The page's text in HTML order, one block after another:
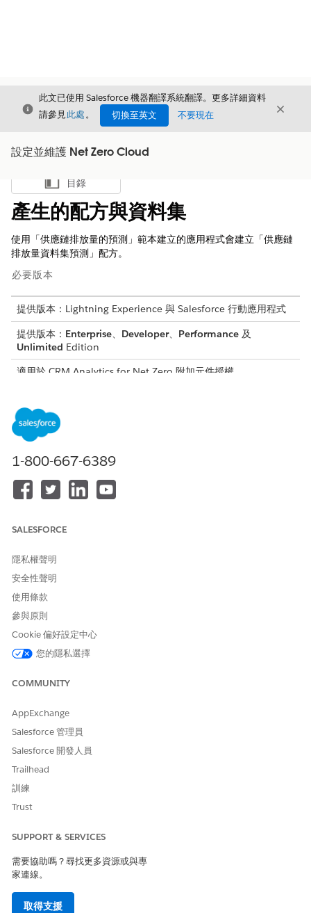
結束
此文已使用 Salesforce 機器翻譯系統翻譯。更多詳細資料
請參見此處。 切換至英文 不要現在 結束
設定並維護 Net Zero Cloud
顯示目錄
目錄
產生的配方與資料集
使用「供應鏈排放量的預測」範本建立的應用程式會建立「供應鏈
排放量資料集預測」配方。
必要版本
提供版本：Lightning Experience 與 Salesforce 行動應用程式
提供版本： Enterprise、 Developer、 Performance 及
Unlimited Edition
適用於 CRM Analytics for Net Zero 附加元件授權
放係數集項目，彙總範疇 3 排放量。接著，此配方會依 USEEIO 種
類和對應的公司成長係數來分隔排放量，並根據公司成長係數來計
算公司成長率。然後，將範疇 3 總排放量乘以成長率，以取得碳排
放量預測。最後，將排放量預測儲存在「預測的供應鏈排放量」資
料集中。
您可以在下列情況中修改配方。
現有實體的自訂欄位已變更。
資料未正確載入。
由於資料值不正確因此應用程式已停止運作。
另請參照：
管理 recipe
執行資料同步與配方建立和重新整理資料集
Einstein Discovery 容量和需求
1-800-667-6389
SALESFORCE
隱私權聲明
安全性聲明
使用條款
參與原則
Cookie 偏好設定中心
您的隱私選擇
COMMUNITY
AppExchange
Salesforce 管理員
Salesforce 開發人員
Trailhead
訓練
Trust
SUPPORT & SERVICES
需要協助嗎？尋找更多資源或與專
家連線。
取得支援